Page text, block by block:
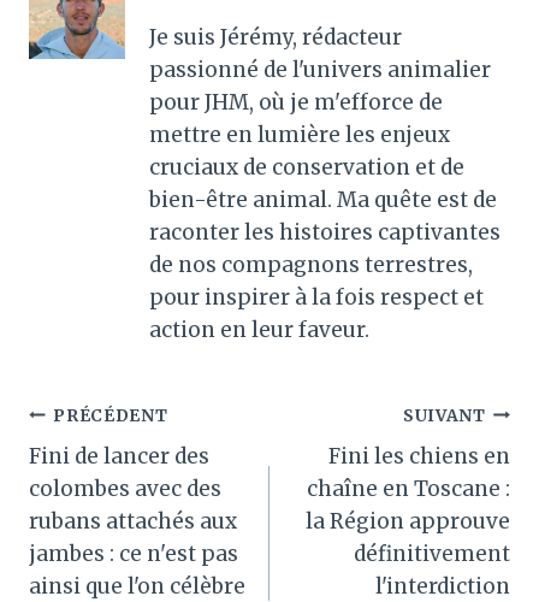
Je suis Jérémy, rédacteur
passionné de l'univers animalier
pour JHM, où je m'efforce de
mettre en lumière les enjeux
cruciaux de conservation et de
bien-être animal. Ma quête est de
raconter les histoires captivantes
de nos compagnons terrestres,
pour inspirer à la fois respect et
action en leur faveur.
Navigation
de
l’article
PRÉCÉDENT
Fini de lancer des
colombes avec des
rubans attachés aux
jambes : ce n'est pas
ainsi que l'on célèbre
SUIVANT
Fini les chiens en
chaîne en Toscane :
la Région approuve
définitivement
l'interdiction